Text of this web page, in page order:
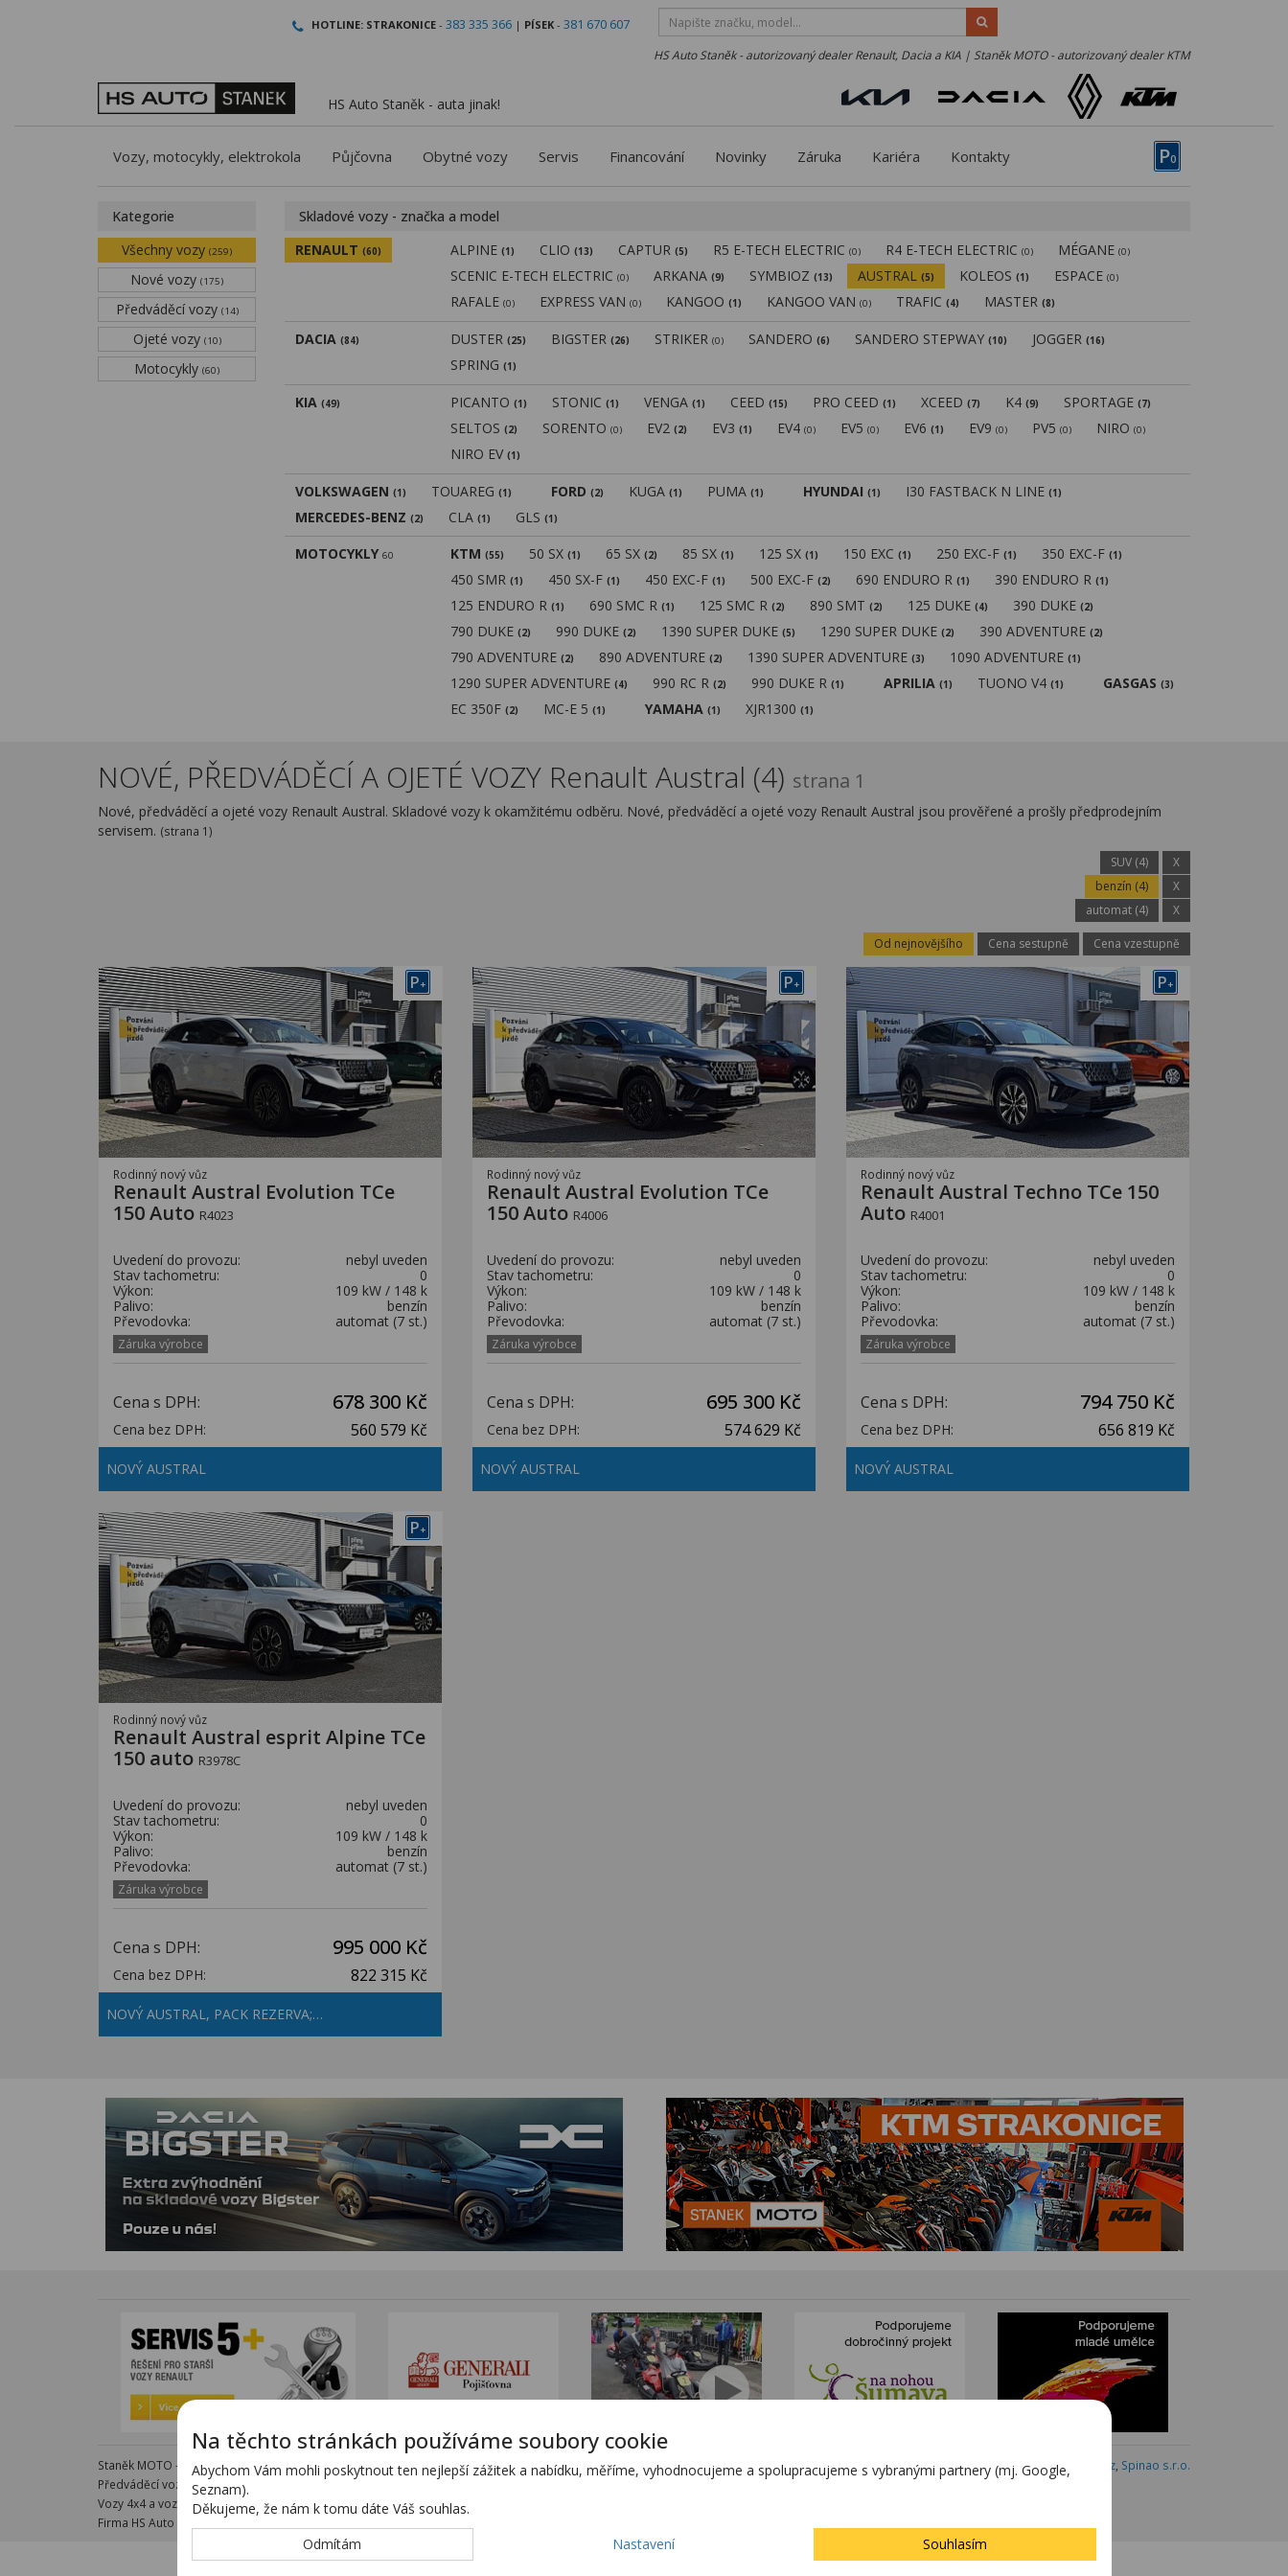
HOTLINE: STRAKONICE - 383 335 366 | PÍSEK - 381 670 607
HS Auto Staněk - autorizovaný dealer Renault, Dacia a KIA | Staněk MOTO - autorizovaný dealer KTM
HS Auto Staněk - auta jinak!
P0
Vozy, motocykly, elektrokola Půjčovna Obytné vozy Servis Financování Novinky Záruka Kariéra Kontakty
Kategorie
Všechny vozy (259)
Nové vozy (175)
Předváděcí vozy (14)
Ojeté vozy (10)
Motocykly (60)
Skladové vozy - značka a model
RENAULT (60) ALPINE(1) CLIO(13) CAPTUR(5) R5 E-TECH ELECTRIC(0) R4 E-TECH ELECTRIC(0) MÉGANE(0)
SCENIC E-TECH ELECTRIC(0) ARKANA(9) SYMBIOZ(13) AUSTRAL(5) KOLEOS(1) ESPACE(0)
RAFALE(0) EXPRESS VAN(0) KANGOO(1) KANGOO VAN(0) TRAFIC(4) MASTER(8)
DACIA (84) DUSTER(25) BIGSTER(26) STRIKER(0) SANDERO(6) SANDERO STEPWAY(10) JOGGER(16)
SPRING(1)
KIA (49) PICANTO(1) STONIC(1) VENGA(1) CEED(15) PRO CEED(1) XCEED(7) K4(9) SPORTAGE(7)
SELTOS(2) SORENTO(0) EV2(2) EV3(1) EV4(0) EV5(0) EV6(1) EV9(0) PV5(0) NIRO(0)
NIRO EV(1)
VOLKSWAGEN (1) TOUAREG (1) FORD (2) KUGA (1) PUMA (1) HYUNDAI (1) I30 FASTBACK N LINE (1)
MERCEDES-BENZ (2) CLA (1) GLS (1)
MOTOCYKLY 60 KTM (55) 50 SX(1) 65 SX(2) 85 SX(1) 125 SX(1) 150 EXC(1) 250 EXC-F(1) 350 EXC-F(1)
450 SMR(1) 450 SX-F(1) 450 EXC-F(1) 500 EXC-F(2) 690 ENDURO R(1) 390 ENDURO R(1)
125 ENDURO R(1) 690 SMC R(1) 125 SMC R(2) 890 SMT(2) 125 DUKE(4) 390 DUKE(2)
790 DUKE(2) 990 DUKE(2) 1390 SUPER DUKE(5) 1290 SUPER DUKE(2) 390 ADVENTURE(2)
790 ADVENTURE(2) 890 ADVENTURE(2) 1390 SUPER ADVENTURE(3) 1090 ADVENTURE(1)
1290 SUPER ADVENTURE(4) 990 RC R(2) 990 DUKE R(1) APRILIA (1) TUONO V4(1) GASGAS (3)
EC 350F(2) MC-E 5(1) YAMAHA (1) XJR1300(1)
NOVÉ, PŘEDVÁDĚCÍ A OJETÉ VOZY Renault Austral (4) strana 1
Nové, předváděcí a ojeté vozy Renault Austral. Skladové vozy k okamžitému odběru. Nové, předváděcí a ojeté vozy Renault Austral jsou prověřené a prošly předprodejním
servisem. (strana 1)
SUV (4)
X
benzín (4)
X
automat (4)
X
Od nejnovějšího Cena sestupně Cena vzestupně
P+
Rodinný nový vůz
Renault Austral Evolution TCe
150 Auto R4023
Uvedení do provozu:
nebyl uveden
Stav tachometru:
0
Výkon:
109 kW / 148 k
Palivo:
benzín
Převodovka:
automat (7 st.)
Záruka výrobce
Cena s DPH: 678 300 Kč
Cena bez DPH: 560 579 Kč
NOVÝ AUSTRAL
P+
Rodinný nový vůz
Renault Austral Evolution TCe
150 Auto R4006
Uvedení do provozu:
nebyl uveden
Stav tachometru:
0
Výkon:
109 kW / 148 k
Palivo:
benzín
Převodovka:
automat (7 st.)
Záruka výrobce
Cena s DPH: 695 300 Kč
Cena bez DPH: 574 629 Kč
NOVÝ AUSTRAL
P+
Rodinný nový vůz
Renault Austral Techno TCe 150
Auto R4001
Uvedení do provozu:
nebyl uveden
Stav tachometru:
0
Výkon:
109 kW / 148 k
Palivo:
benzín
Převodovka:
automat (7 st.)
Záruka výrobce
Cena s DPH: 794 750 Kč
Cena bez DPH: 656 819 Kč
NOVÝ AUSTRAL
P+
Rodinný nový vůz
Renault Austral esprit Alpine TCe
150 auto R3978C
Uvedení do provozu:
nebyl uveden
Stav tachometru:
0
Výkon:
109 kW / 148 k
Palivo:
benzín
Převodovka:
automat (7 st.)
Záruka výrobce
Cena s DPH: 995 000 Kč
Cena bez DPH: 822 315 Kč
NOVÝ AUSTRAL, PACK REZERVA;…
Staněk MOTO - autorizovaný dealer KTM - e-shop s kompletním sortimentem KTMwww.stanekmoto.cz
Předváděcí vozy - kompletní nabídka na specializovaných stránkách
Vozy 4x4 a vozy SUV - kompletní nabídka na specializovaných stránkách
Firma HS Auto Staněk s.r.o. si vyhrazuje právo změny vyplývající z chyby zadání.
Webdesign:Blovský.cz Spinao s.r.o.
Na těchto stránkách používáme soubory cookie
Abychom Vám mohli poskytnout ten nejlepší zážitek a nabídku, měříme, vyhodnocujeme a spolupracujeme s vybranými partnery (mj. Google,
Seznam).
Děkujeme, že nám k tomu dáte Váš souhlas.
Odmítám
Nastavení Souhlasím